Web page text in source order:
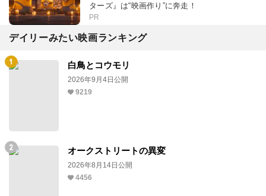
ターズ』は“映画作り”に奔走！
PR
デイリーみたい映画ランキング
白鳥とコウモリ
2026年9月4日公開
9219
オークストリートの異変
2026年8月14日公開
4456